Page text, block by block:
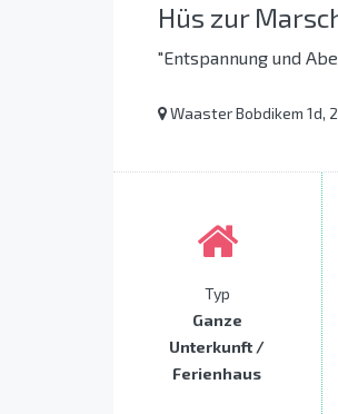
Hüs zur
"Entspannung und
Waaster Bobdikem 1d,
Typ
Ganze
Unterkunft /
Ferienhaus